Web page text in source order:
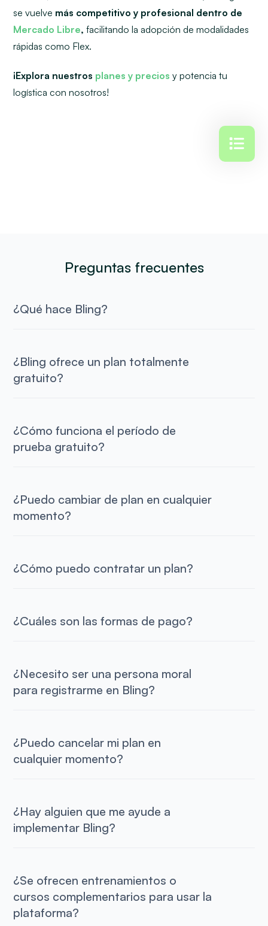
se vuelve más competitivo y profesional dentro de
Mercado Libre, facilitando la adopción de modalidades
rápidas como Flex.
¡Explora nuestros planes y precios y potencia tu
logística con nosotros!
Preguntas frecuentes
¿Qué hace Bling?
¿Bling ofrece un plan totalmente
gratuito?
¿Cómo funciona el período de
prueba gratuito?
¿Puedo cambiar de plan en cualquier
momento?
¿Cómo puedo contratar un plan?
¿Cuáles son las formas de pago?
¿Necesito ser una persona moral
para registrarme en Bling?
¿Puedo cancelar mi plan en
cualquier momento?
¿Hay alguien que me ayude a
implementar Bling?
¿Se ofrecen entrenamientos o
cursos complementarios para usar la
plataforma?